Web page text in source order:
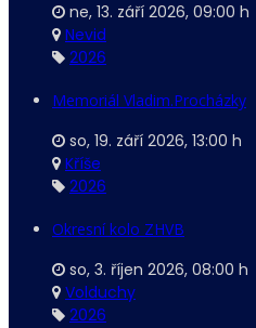
ne, 13. září 2026, 09:00 h
Nevid
2026
Memoriál Vladim.Procházky
so, 19. září 2026, 13:00 h
Kříše
2026
Okresní kolo ZHVB
so, 3. říjen 2026, 08:00 h
Volduchy
2026